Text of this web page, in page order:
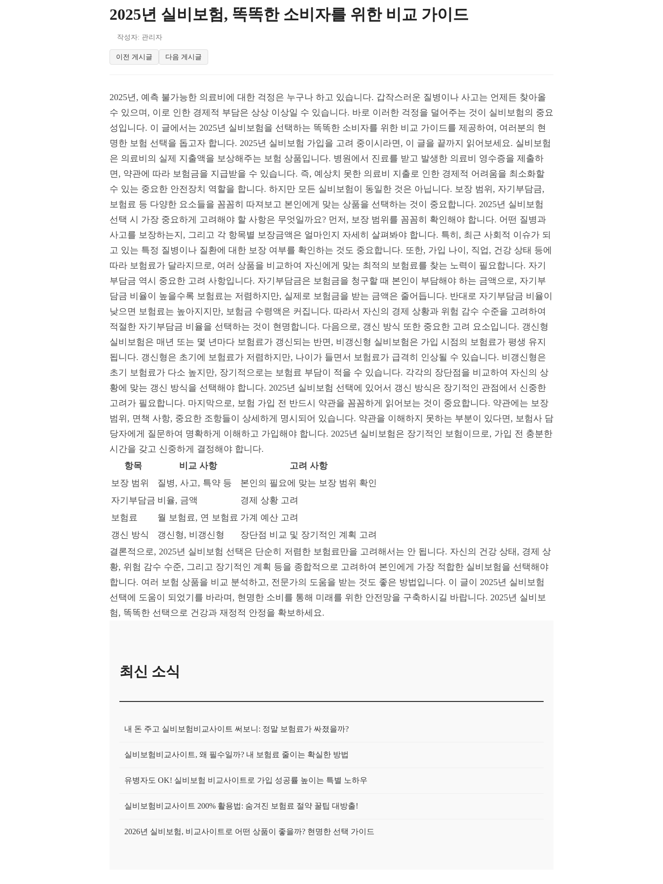
2025년 실비보험, 똑똑한 소비자를 위한 비교 가이드
작성자: 관리자
이전 게시글 다음 게시글
2025년, 예측 불가능한 의료비에 대한 걱정은 누구나 하고 있습니다. 갑작스러운 질병이나 사고는 언제든 찾아올
수 있으며, 이로 인한 경제적 부담은 상상 이상일 수 있습니다. 바로 이러한 걱정을 덜어주는 것이 실비보험의 중요
성입니다. 이 글에서는 2025년 실비보험을 선택하는 똑똑한 소비자를 위한 비교 가이드를 제공하여, 여러분의 현
명한 보험 선택을 돕고자 합니다. 2025년 실비보험 가입을 고려 중이시라면, 이 글을 끝까지 읽어보세요. 실비보험
은 의료비의 실제 지출액을 보상해주는 보험 상품입니다. 병원에서 진료를 받고 발생한 의료비 영수증을 제출하
면, 약관에 따라 보험금을 지급받을 수 있습니다. 즉, 예상치 못한 의료비 지출로 인한 경제적 어려움을 최소화할
수 있는 중요한 안전장치 역할을 합니다. 하지만 모든 실비보험이 동일한 것은 아닙니다. 보장 범위, 자기부담금,
보험료 등 다양한 요소들을 꼼꼼히 따져보고 본인에게 맞는 상품을 선택하는 것이 중요합니다. 2025년 실비보험
선택 시 가장 중요하게 고려해야 할 사항은 무엇일까요? 먼저, 보장 범위를 꼼꼼히 확인해야 합니다. 어떤 질병과
사고를 보장하는지, 그리고 각 항목별 보장금액은 얼마인지 자세히 살펴봐야 합니다. 특히, 최근 사회적 이슈가 되
고 있는 특정 질병이나 질환에 대한 보장 여부를 확인하는 것도 중요합니다. 또한, 가입 나이, 직업, 건강 상태 등에
따라 보험료가 달라지므로, 여러 상품을 비교하여 자신에게 맞는 최적의 보험료를 찾는 노력이 필요합니다. 자기
부담금 역시 중요한 고려 사항입니다. 자기부담금은 보험금을 청구할 때 본인이 부담해야 하는 금액으로, 자기부
담금 비율이 높을수록 보험료는 저렴하지만, 실제로 보험금을 받는 금액은 줄어듭니다. 반대로 자기부담금 비율이
낮으면 보험료는 높아지지만, 보험금 수령액은 커집니다. 따라서 자신의 경제 상황과 위험 감수 수준을 고려하여
적절한 자기부담금 비율을 선택하는 것이 현명합니다. 다음으로, 갱신 방식 또한 중요한 고려 요소입니다. 갱신형
실비보험은 매년 또는 몇 년마다 보험료가 갱신되는 반면, 비갱신형 실비보험은 가입 시점의 보험료가 평생 유지
됩니다. 갱신형은 초기에 보험료가 저렴하지만, 나이가 들면서 보험료가 급격히 인상될 수 있습니다. 비갱신형은
초기 보험료가 다소 높지만, 장기적으로는 보험료 부담이 적을 수 있습니다. 각각의 장단점을 비교하여 자신의 상
황에 맞는 갱신 방식을 선택해야 합니다. 2025년 실비보험 선택에 있어서 갱신 방식은 장기적인 관점에서 신중한
고려가 필요합니다. 마지막으로, 보험 가입 전 반드시 약관을 꼼꼼하게 읽어보는 것이 중요합니다. 약관에는 보장
범위, 면책 사항, 중요한 조항들이 상세하게 명시되어 있습니다. 약관을 이해하지 못하는 부분이 있다면, 보험사 담
당자에게 질문하여 명확하게 이해하고 가입해야 합니다. 2025년 실비보험은 장기적인 보험이므로, 가입 전 충분한
시간을 갖고 신중하게 결정해야 합니다.
항목
비교 사항
고려 사항
보장 범위
질병, 사고, 특약 등
본인의 필요에 맞는 보장 범위 확인
자기부담금 비율, 금액
경제 상황 고려
보험료
월 보험료, 연 보험료 가계 예산 고려
갱신 방식
갱신형, 비갱신형
장단점 비교 및 장기적인 계획 고려
결론적으로, 2025년 실비보험 선택은 단순히 저렴한 보험료만을 고려해서는 안 됩니다. 자신의 건강 상태, 경제 상
황, 위험 감수 수준, 그리고 장기적인 계획 등을 종합적으로 고려하여 본인에게 가장 적합한 실비보험을 선택해야
합니다. 여러 보험 상품을 비교 분석하고, 전문가의 도움을 받는 것도 좋은 방법입니다. 이 글이 2025년 실비보험
선택에 도움이 되었기를 바라며, 현명한 소비를 통해 미래를 위한 안전망을 구축하시길 바랍니다. 2025년 실비보
험, 똑똑한 선택으로 건강과 재정적 안정을 확보하세요.
최신 소식
내 돈 주고 실비보험비교사이트 써보니: 정말 보험료가 싸졌을까?
실비보험비교사이트, 왜 필수일까? 내 보험료 줄이는 확실한 방법
유병자도 OK! 실비보험 비교사이트로 가입 성공률 높이는 특별 노하우
실비보험비교사이트 200% 활용법: 숨겨진 보험료 절약 꿀팁 대방출!
2026년 실비보험, 비교사이트로 어떤 상품이 좋을까? 현명한 선택 가이드